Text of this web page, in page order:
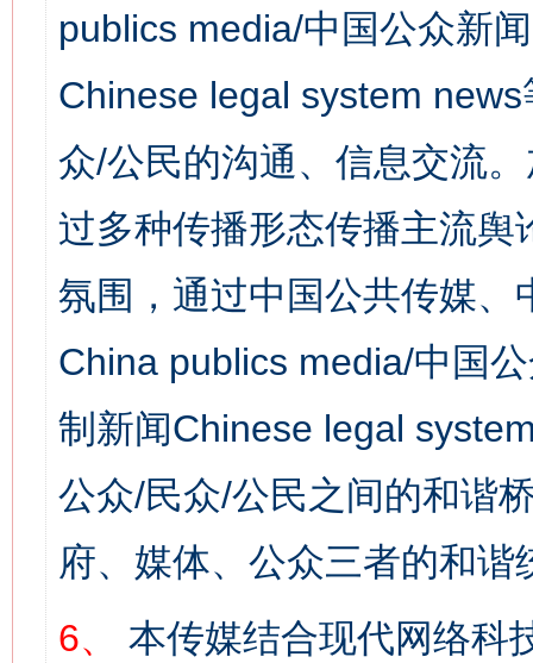
publics media/中国公众新
Chinese legal system
众/公民的沟通、信息交流
过多种传播形态传播主流
氛围，通过中国公共传媒
China publics media/中国
制新闻Chinese legal
公众/民众/公民之间的和谐
府、媒体、公众三者的和谐
6、
本传媒结合现代网络科